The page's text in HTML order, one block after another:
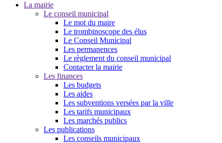
La mairie
Le conseil municipal
Le mot du maire
Le trombinoscope des élus
Le Conseil Municipal
Les permanences
Le règlement du conseil municipal
Contacter la mairie
Les finances
Les budgets
Les aides
Les subventions versées par la ville
Les tarifs municipaux
Les marchés publics
Les publications
Les conseils municipaux